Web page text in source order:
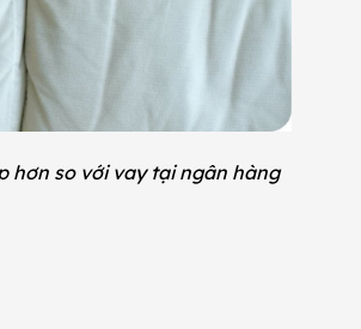
hơn so với vay tại ngân hàng